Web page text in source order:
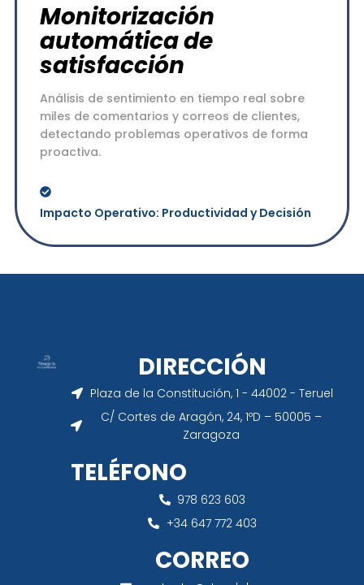
Monitorización
automática de
satisfacción
Análisis de sentimiento en tiempo real sobre
miles de comentarios y correos de clientes,
detectando problemas operativos de forma
proactiva.
Impacto Operativo: Productividad y Decisión
DIRECCIÓN
Plaza de la Constitución, 1 - 44002 - Teruel
C/ Cortes de Aragón, 24, 1ºD – 50005 –
Zaragoza
TELÉFONO
978 623 603
+34 647 772 403
CORREO